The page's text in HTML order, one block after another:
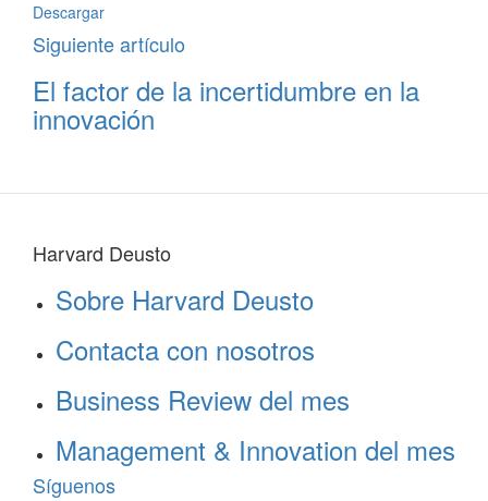
Descargar
Siguiente artículo
El factor de la incertidumbre en la
innovación
Harvard Deusto
Sobre Harvard Deusto
Contacta con nosotros
Business Review del mes
Management & Innovation del mes
Síguenos